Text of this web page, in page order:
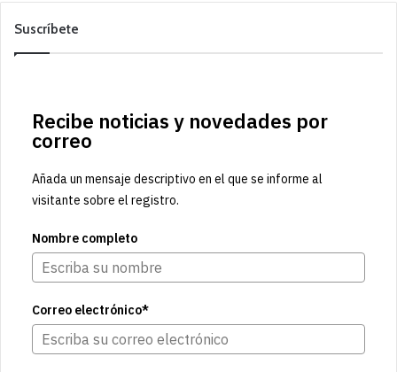
Suscríbete
Recibe noticias y novedades por
correo
Añada un mensaje descriptivo en el que se informe al
visitante sobre el registro.
Nombre completo
Correo electrónico*